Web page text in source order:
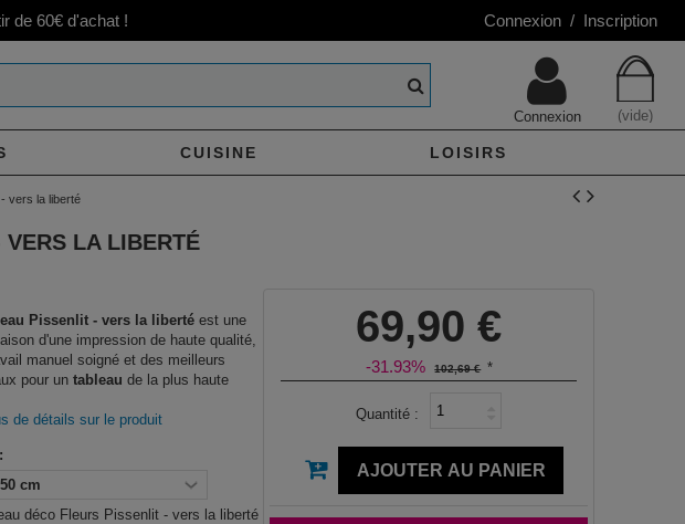
de 60€ d'achat ! Connexion / Inscription
(vide)
Connexion
CUISINE LOISIRS
vers la liberté
LA LIBERTÉ
Pissenlit - vers la liberté est une
d'une impression de haute qualité,
manuel soigné et des meilleurs
pour un tableau de la plus haute
de détails sur le produit
déco Fleurs Pissenlit - vers la liberté
69,90 €
-31.93% 102,69 € *
Quantité :
AJOUTER AU PANIER